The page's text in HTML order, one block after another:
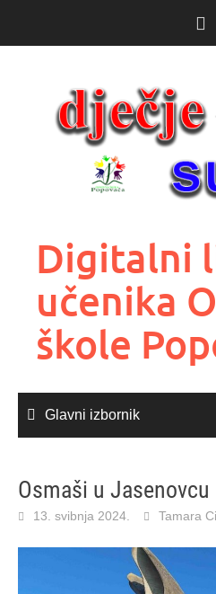
Digitalni
učenika
škole
Glavni izbornik
Osmaši u Jasenovcu
13. svibnja 2024. Tamara